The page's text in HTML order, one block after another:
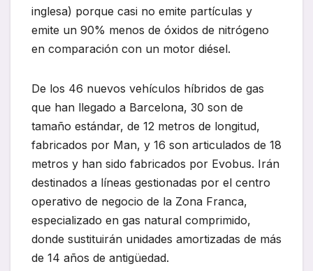
inglesa) porque casi no emite partículas y
emite un 90% menos de óxidos de nitrógeno
en comparación con un motor diésel.
De los 46 nuevos vehículos híbridos de gas
que han llegado a Barcelona, 30 son de
tamaño estándar, de 12 metros de longitud,
fabricados por Man, y 16 son articulados de 18
metros y han sido fabricados por Evobus. Irán
destinados a líneas gestionadas por el centro
operativo de negocio de la Zona Franca,
especializado en gas natural comprimido,
donde sustituirán unidades amortizadas de más
de 14 años de antigüedad.